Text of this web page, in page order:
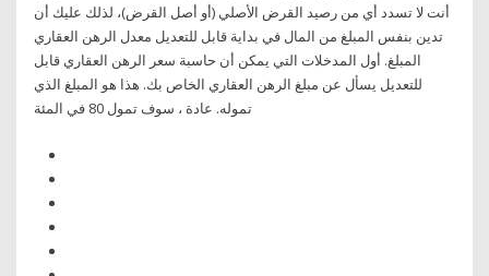
أنت لا تسدد أي من رصيد القرض الأصلي (أو أصل القرض)، لذلك عليك أن
تدين بنفس المبلغ من المال في بداية قابل للتعديل معدل الرهن العقاري
المبلغ. أول المدخلات التي يمكن أن حاسبة سعر الرهن العقاري قابل
للتعديل يسأل عن مبلغ الرهن العقاري الخاص بك. هذا هو المبلغ الذي
تموله. عادة ، سوف تمول 80 في المئة